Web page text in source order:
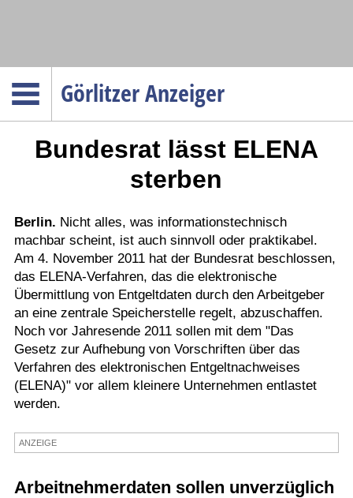
Görlitzer Anzeiger
Menüpunkte
Politik
Wirtschaft
Service
Verkehr
Gesundheit
Kultur
Sport
Kostenlos
Bundesrat lässt ELENA
sterben
Berlin. Nicht alles, was informationstechnisch
machbar scheint, ist auch sinnvoll oder praktikabel.
Am 4. November 2011 hat der Bundesrat beschlossen,
das ELENA-Verfahren, das die elektronische
Übermittlung von Entgeltdaten durch den Arbeitgeber
an eine zentrale Speicherstelle regelt, abzuschaffen.
Noch vor Jahresende 2011 sollen mit dem "Das
Gesetz zur Aufhebung von Vorschriften über das
Verfahren des elektronischen Entgeltnachweises
(ELENA)" vor allem kleinere Unternehmen entlastet
werden.
ANZEIGE
Arbeitnehmerdaten sollen unverzüglich